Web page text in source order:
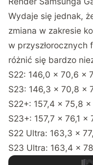
Wydaje się jednak,
zmiana w zakresie
w przyszłorocznych
różnić się bardzo
S22: 146,0 × 70,6 ×
S23: 146,3 × 70,8 ×
S22+: 157,4 × 75,8
S23+: 157,7 × 76,1 ×
S22 Ultra: 163,3 ×
S23 Ultra: 163,4 ×